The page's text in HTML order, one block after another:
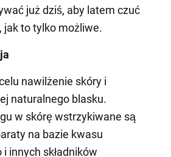
już dziś, aby latem czuć
jak to tylko możliwe.
nawilżenie skóry i
naturalnego blasku.
w skórę wstrzykiwane są
na bazie kwasu
innych składników